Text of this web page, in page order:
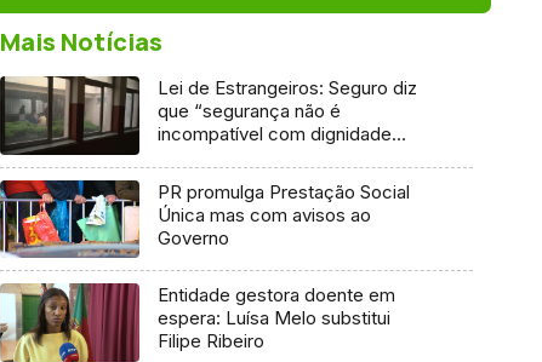
Mais Notícias
Lei de Estrangeiros: Seguro diz
que “segurança não é
incompatível com dignidade
PR promulga Prestação Social
Única mas com avisos ao
Governo
Entidade gestora doente em
espera: Luísa Melo substitui
Filipe Ribeiro